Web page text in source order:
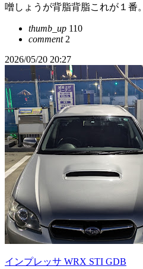
噌󠄀しょうが背脂背脂これが１番。
thumb_up 110
comment2
2026/05/20 20:27
インプレッサ WRX STI GDB